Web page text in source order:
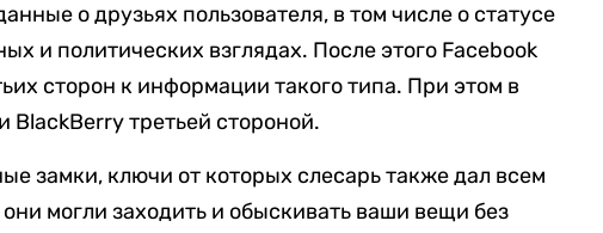
о друзьях пользователя, в том числе о статусе
и политических взглядах. После этого Facebook
сторон к информации такого типа. При этом в
BlackBerry третьей стороной.
замки, ключи от которых слесарь также дал всем
могли заходить и обыскивать ваши вещи без